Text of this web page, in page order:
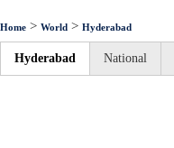
Home > World > Hyderabad
Hyderabad National